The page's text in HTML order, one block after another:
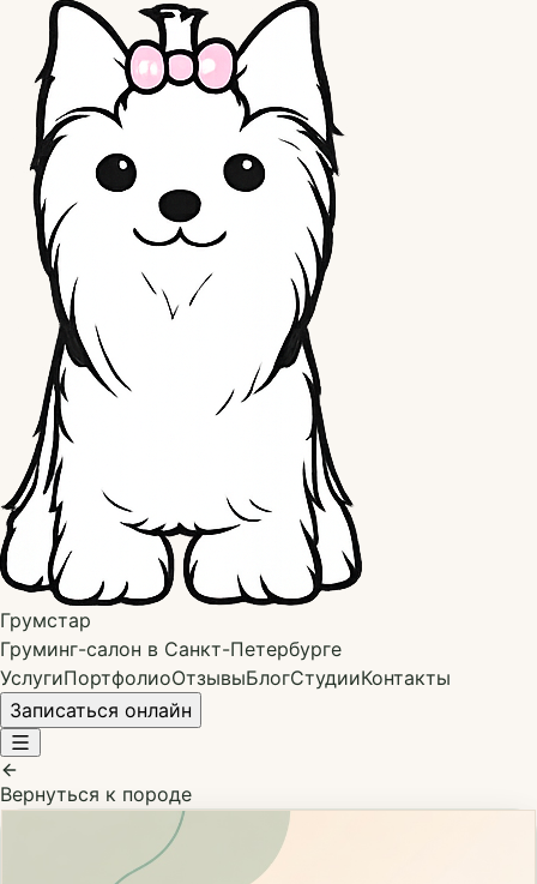
Грумстар
Груминг-салон в Санкт-Петербурге
УслугиПортфолиоОтзывыБлогСтудииКонтакты
Записаться онлайн
Вернуться к породе